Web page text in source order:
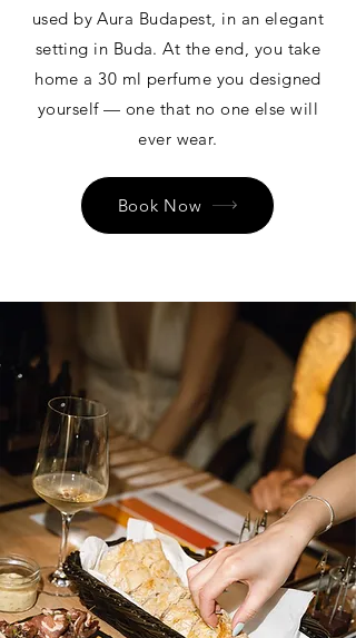
used by Aura Budapest, in an elegant
setting in Buda. At the end, you take
home a 30 ml perfume you designed
yourself — one that no one else will
ever wear.
Book Now